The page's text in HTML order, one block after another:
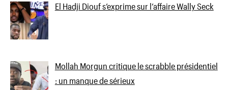
El Hadji Diouf s’exprime sur l’affaire Wally Seck
Mollah Morgun critique le scrabble présidentiel
: un manque de sérieux